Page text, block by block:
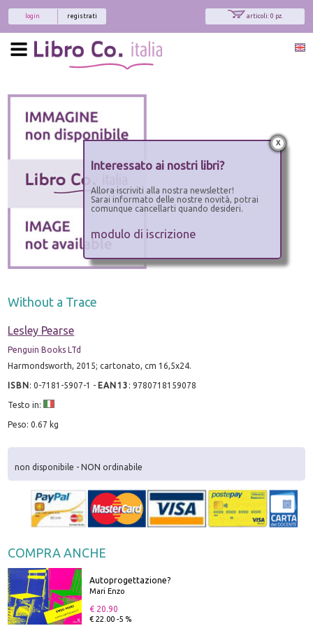
articoli: 0 pz.
registrati
login
Without a Trace
Lesley Pearse
Penguin Books LTd
Harmondsworth, 2015; cartonato, cm 16,5x24.
ISBN:0-7181-5907-1 - EAN13 :9780718159078
Testo in:
Peso: 0.67 kg
non disponibile - NON ordinabile
COMPRA ANCHE
Autoprogettazione?
Mari Enzo
€ 20.90
€ 22.00 -5 %
x
Interessato ai nostri libri?
Allora iscriviti alla nostra newsletter!
Sarai informato delle nostre novità, potrai
comunque cancellarti quando desideri.
modulo di iscrizione